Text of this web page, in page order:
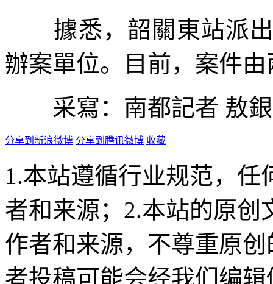
據悉，韶關東站派出
辦案單位。目前，案件
采寫：南都記者 敖銀
分享到新浪微博 分享到腾讯微博 收藏
1.本站遵循行业规范，
者和来源；2.本站的原
作者和来源，不尊重原
者投稿可能会经我们编